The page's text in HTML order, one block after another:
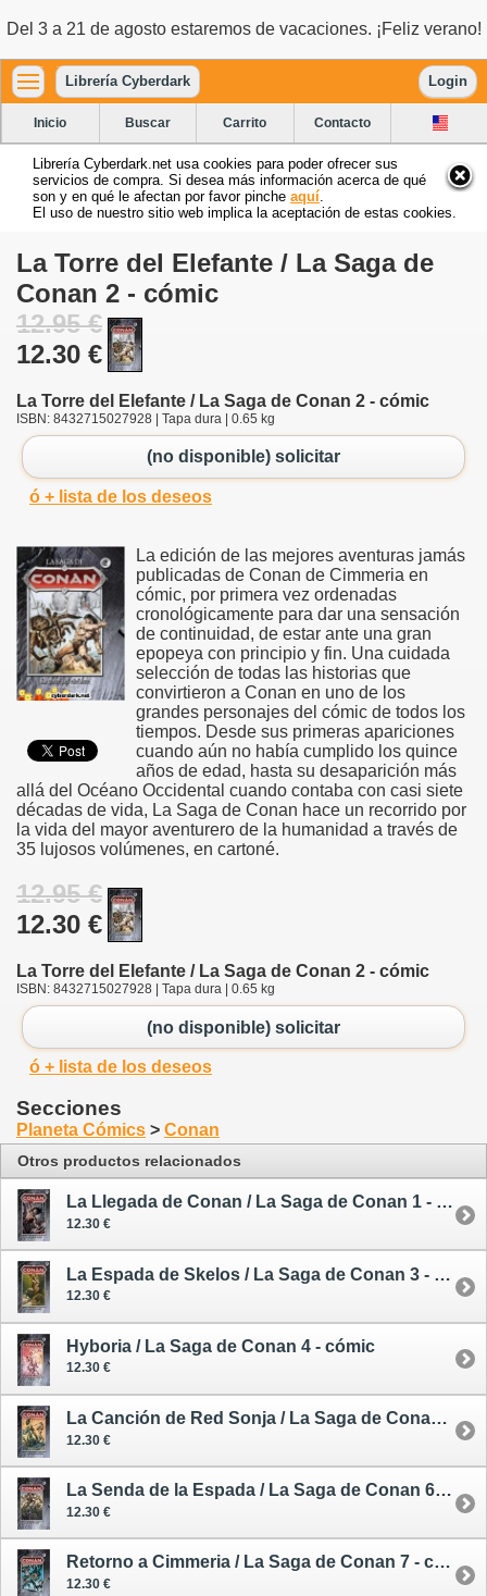
Del 3 a 21 de agosto estaremos de vacaciones. ¡Feliz verano!
Librería Cyberdark Login
Inicio Buscar Carrito Contacto
Librería Cyberdark.net usa cookies para poder ofrecer sus
servicios de compra. Si desea más información acerca de qué
son y en qué le afectan por favor pinche aquí
El uso de nuestro sitio web implica la aceptación de estas cookies.
La Torre del Elefante / La Saga de
Conan 2 - cómic
12.95 €
12.30 €
La Torre del Elefante / La Saga de Conan 2 - cómic
ISBN: 8432715027928 | Tapa dura | 0.65 kg
(no disponible) solicitar
ó + lista de los deseos
La edición de las mejores aventuras jamás
publicadas de Conan de Cimmeria en
cómic, por primera vez ordenadas
cronológicamente para dar una sensación
de continuidad, de estar ante una gran
epopeya con principio y fin. Una cuidada
selección de todas las historias que
convirtieron a Conan en uno de los
grandes personajes del cómic de todos los
tiempos. Desde sus primeras apariciones
cuando aún no había cumplido los quince
años de edad, hasta su desaparición más
allá del Océano Occidental cuando contaba con casi siete
décadas de vida, La Saga de Conan hace un recorrido por
la vida del mayor aventurero de la humanidad a través de
35 lujosos volúmenes, en cartoné.
12.95 €
12.30 €
La Torre del Elefante / La Saga de Conan 2 - cómic
ISBN: 8432715027928 | Tapa dura | 0.65 kg
(no disponible) solicitar
ó + lista de los deseos
Secciones
Planeta Cómics > Conan
Otros productos relacionados
La Llegada de Conan / La Saga de Conan 1 - cómic
12.30 €
La Espada de Skelos / La Saga de Conan 3 - cómic
12.30 €
Hyboria / La Saga de Conan 4 - cómic
12.30 €
La Canción de Red Sonja / La Saga de Conan 5 - cómic
12.30 €
La Senda de la Espada / La Saga de Conan 6 - cómic
12.30 €
Retorno a Cimmeria / La Saga de Conan 7 - cómic
12.30 €